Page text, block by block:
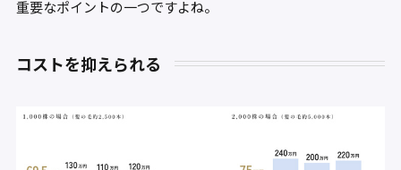
重要なポイントの一つですよね。
コストを抑えられる